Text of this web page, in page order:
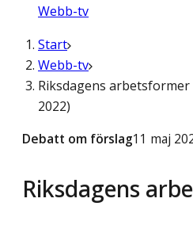
Webb-tv
Start
Webb-tv
Riksdagens
2022)
Riksdagens
Debatt om förslag11 maj